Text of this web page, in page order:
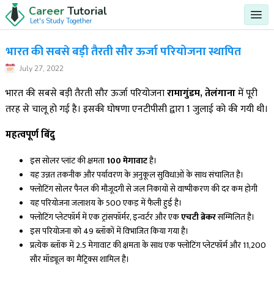
Career Tutorial
Let's Study Together
भारत की सबसे बड़ी तैरती सौर ऊर्जा परियोजना स्थापित
July 27, 2022
भारत की सबसे बड़ी तैरती सौर ऊर्जा परियोजनारामागुंडम, तेलंगानामें पूरी
तरह से चालू हो गई है। इसकी घोषणा एनटीपीसी द्वारा 1 जुलाई को की गयी थी।
महत्वपूर्ण बिंदु
इस सोलर प्लांट की क्षमता100 मेगावाटहै।
यह उन्नत तकनीक और पर्यावरण के अनुकूल सुविधाओं के साथ संचालित है।
फ्लोटिंग सोलर पैनल की मौजूदगी से जल निकायों से वाष्पीकरण की दर कम होगी
यह परियोजना जलाशय के 500 एकड़ में फैली हुई है।
फ्लोटिंग प्लेटफॉर्म में एक ट्रांसफॉर्मर, इन्वर्टर और एकएचटी ब्रेकरसम्मिलित है।
इस परियोजना को 49 ब्लॉकों में विभाजित किया गया है।
प्रत्येक ब्लॉक में 2.5 मेगावाट की क्षमता के साथ एक फ्लोटिंग प्लेटफॉर्म और 11,200
सौर मॉड्यूल का मैट्रिक्स शामिल है।